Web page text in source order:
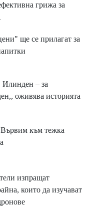
грижа за
ще се прилагат за
– за
оживява историята
към тежка
изпращат
които да изучават